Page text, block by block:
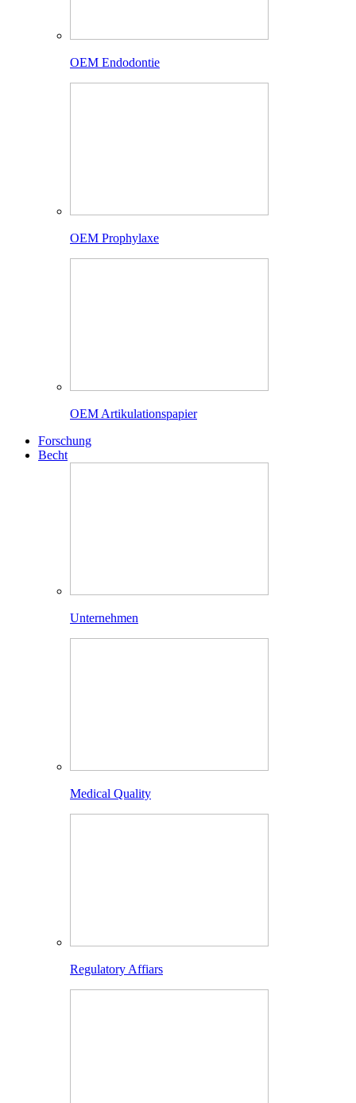
OEM Endodontie
OEM Prophylaxe
OEM Artikulationspapier
Forschung
Becht
Unternehmen
Medical Quality
Regulatory Affiars